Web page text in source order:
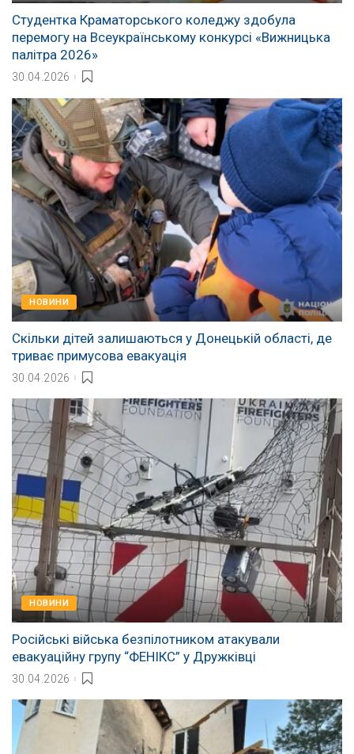
Студентка Краматорського коледжу здобула
перемогу на Всеукраїнському конкурсі «Вижницька
палітра 2026»
30.04.2026
НОВИНИ
Скільки дітей залишаються у Донецькій області, де
триває примусова евакуація
30.04.2026
НОВИНИ
Російські війська безпілотником атакували
евакуаційну групу “ФЕНІКС” у Дружківці
30.04.2026